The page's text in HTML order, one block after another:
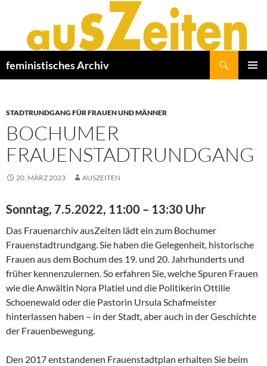
springen
feministisches Archiv
STADTRUNDGANG FÜR FRAUEN UND MÄNNER
BOCHUMER
FRAUENSTADTRUNDGANG
20. MÄRZ 2023 AUSZEITEN
Sonntag, 7.5.2022, 11:00 – 13:30 Uhr
Das Frauenarchiv ausZeiten lädt ein zum Bochumer
Frauenstadtrundgang. Sie haben die Gelegenheit, historische
Frauen aus dem Bochum des 19. und 20. Jahrhunderts und
früher kennenzulernen. So erfahren Sie, welche Spuren Frauen
wie die Anwältin Nora Platiel und die Politikerin Ottilie
Schoenewald oder die Pastorin Ursula Schafmeister
hinterlassen haben – in der Stadt, aber auch in der Geschichte
der Frauenbewegung.
Den 2017 entstandenen Frauenstadtplan erhalten Sie beim